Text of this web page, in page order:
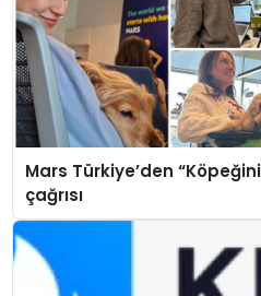
Mars Türkiye’den
çağrısı